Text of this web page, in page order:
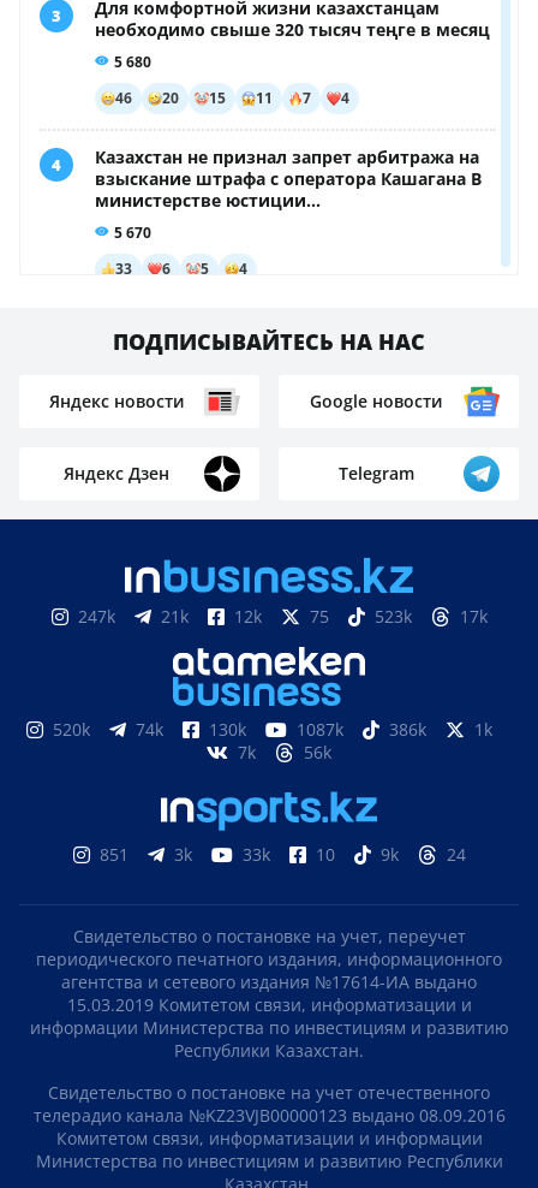
Пилота задержали после рейса, а теперь ему
грозит смертная казнь: что нашли в его сумке
Не спасла: мать и её ребёнок разбились, выпав из
Заменить частный сектор современными
многоэтажками хотят в Петропавловске
Volkswagen отправил первые автомобили в
Казахстан: что привезут уже в августе
ПОДПИСЫВАЙТЕСЬ НА НАС
Яндекс Дзен Telegram
247k 21k 12k 75 523k 17k